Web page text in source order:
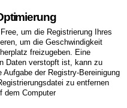
um die Registrierung Ihres
um die Geschwindigkeit
freizugeben. Eine
Daten verstopft ist, kann zu
der Registry-Bereinigung
zu entfernen
dem Computer